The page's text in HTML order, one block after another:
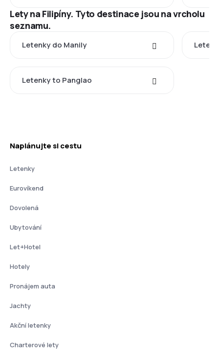
Lety na Filipíny. Tyto destinace jsou na vrcholu
seznamu.
Letenky do Manily
Letenky to Panglao
Naplánujte si cestu
Letenky
Eurovíkend
Dovolená
Ubytování
Let+Hotel
Hotely
Pronájem auta
Jachty
Akční letenky
Charterové lety